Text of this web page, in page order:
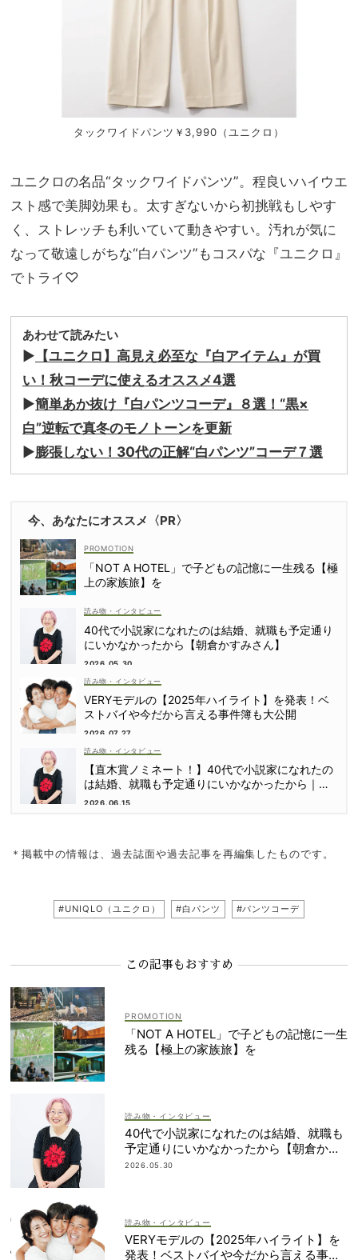
タックワイドパンツ￥3,990（ユニクロ）
ユニクロの名品“タックワイドパンツ”。程良いハイウエ
スト感で美脚効果も。太すぎないから初挑戦もしやす
く、ストレッチも利いていて動きやすい。汚れが気に
なって敬遠しがちな“白パンツ”もコスパな『ユニクロ』
でトライ♡
あわせて読みたい
▶︎ 【ユニクロ】高見え必至な『白アイテム』が買
い！秋コーデに使えるオススメ4選
▶︎簡単あか抜け『白パンツコーデ』８選！“黒×
白”逆転で真冬のモノトーンを更新
▶︎膨張しない！30代の正解“白パンツ”コーデ７選
今、あなたにオススメ〈PR〉
「NOT A HOTEL」で子どもの記憶に一生残る【極
上の家族旅】を
読み物・インタビュー
40代で小説家になれたのは結婚、就職も予定通り
にいかなかったから【朝倉かすみさん】
2026.05.30
読み物・インタビュー
VERYモデルの【2025年ハイライト】を発表！ベ
ストバイや今だから言える事件簿も大公開
2026.07.27
読み物・インタビュー
【直木賞ノミネート！】40代で小説家になれたの
は結婚、就職も予定通りにいかなかったから｜朝
倉かすみさん
2026.06.15
＊掲載中の情報は、過去誌面や過去記事を再編集したものです。
#UNIQLO（ユニクロ） #白パンツ #パンツコーデ
この記事もおすすめ
「NOT A HOTEL」で子どもの記憶に一生
残る【極上の家族旅】を
読み物・インタビュー
40代で小説家になれたのは結婚、就職も
予定通りにいかなかったから【朝倉かす
みさん】
2026.05.30
読み物・インタビュー
VERYモデルの【2025年ハイライト】を
発表！ベストバイや今だから言える事件